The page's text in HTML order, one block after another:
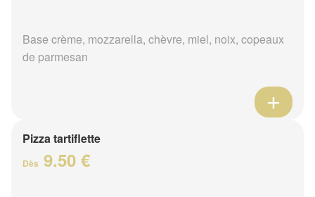
Base crème, mozzarella, chèvre, miel, noix, copeaux
de parmesan
Pizza tartiflette
Dès 9.50 €